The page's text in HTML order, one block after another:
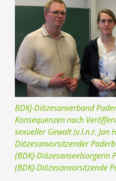
BDKJ-Diözesanverband
Konsequenzen nach
sexueller Gewalt (v.l.n.r. Jan
Diözesanvorsitzender
(BDKJ-Diözesanseelsorgerin
(BDKJ-Diözesanvorsitzende